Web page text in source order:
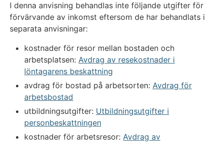
I denna anvisning behandlas inte följande utgifter för
förvärvande av inkomst eftersom de har behandlats i
separata anvisningar:
kostnader för resor mellan bostaden och
arbetsplatsen: Avdrag av resekostnader i
löntagarens beskattning
avdrag för bostad på arbetsorten: Avdrag för
arbetsbostad
utbildningsutgifter: Utbildningsutgifter i
personbeskattningen
kostnader för arbetsresor: Avdrag av